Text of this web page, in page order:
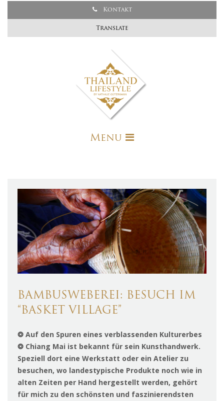
Kontakt
Translate
Menu
BAMBUSWEBEREI: BESUCH IM
“BASKET VILLAGE”
❂ Auf den Spuren eines verblassenden Kulturerbes
❂ Chiang Mai ist bekannt für sein Kunsthandwerk.
Speziell dort eine Werkstatt oder ein Atelier zu
besuchen, wo landestypische Produkte noch wie in
alten Zeiten per Hand hergestellt werden, gehört
für mich zu den schönsten und faszinierendsten